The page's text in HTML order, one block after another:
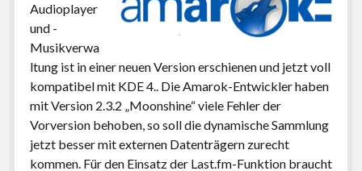
Audioplayer
und -
Musikverwa
ltung ist in einer neuen Version erschienen und jetzt voll
kompatibel mit KDE 4.. Die Amarok-Entwickler haben
mit Version 2.3.2 „Moonshine“ viele Fehler der
Vorversion behoben, so soll die dynamische Sammlung
jetzt besser mit externen Datenträgern zurecht
kommen. Für den Einsatz der Last.fm-Funktion braucht